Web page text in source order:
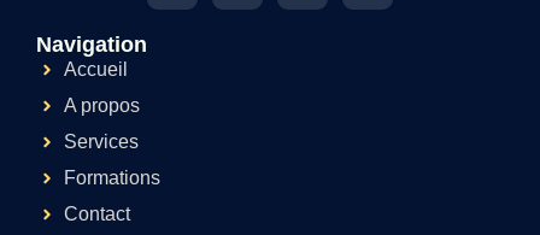
Navigation
Accueil
A propos
Services
Formations
Contact